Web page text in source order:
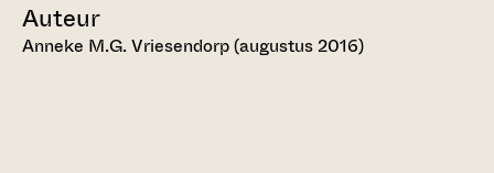
Auteur
Anneke M.G. Vriesendorp (augustus 2016)